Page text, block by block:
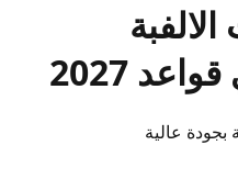
2027
عالية